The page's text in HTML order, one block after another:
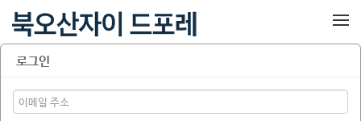
메뉴 건너뛰기
로그인